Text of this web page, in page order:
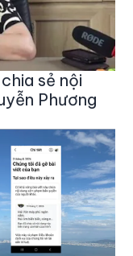
sẻ nội
Phương